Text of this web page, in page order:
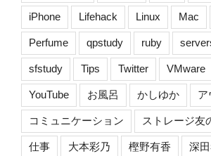
iPhone Lifehack Linux Mac
Perfume qpstudy ruby
sfstudy Tips Twitter VMware
YouTube お風呂 かしゆか ア
コミュニケーション ストレージ友
仕事 大本彩乃 樫野有香 深